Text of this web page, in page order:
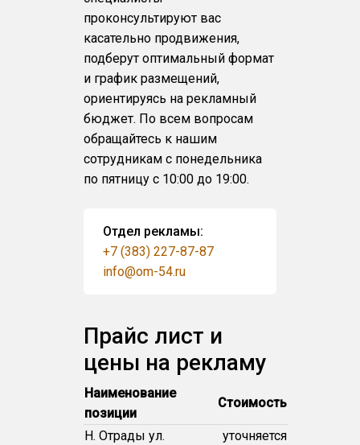
проконсультируют вас
касательно продвижения,
подберут оптимальный формат
и график размещений,
ориентируясь на рекламный
бюджет. По всем вопросам
обращайтесь к нашим
сотрудникам с понедельника
по пятницу с 10:00 до 19:00.
Отдел рекламы:
+7 (383) 227-87-87
info@om-54.ru
Прайс лист и
цены на рекламу
Наименование
позиции
Стоимость
Н. Отрады ул.
уточняется